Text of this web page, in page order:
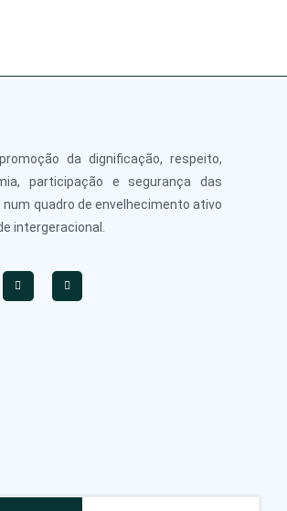
da dignificação, respeito,
participação e segurança das
quadro de envelhecimento ativo
intergeracional.